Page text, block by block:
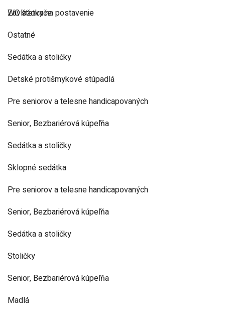
Zavlažovače
WC štetky na postavenie
Ostatné
Sedátka a stoličky
Detské protišmykové stúpadlá
Pre seniorov a telesne handicapovaných
Senior, Bezbariérová kúpeľňa
Sedátka a stoličky
Sklopné sedátka
Pre seniorov a telesne handicapovaných
Senior, Bezbariérová kúpeľňa
Sedátka a stoličky
Stoličky
Senior, Bezbariérová kúpeľňa
Madlá